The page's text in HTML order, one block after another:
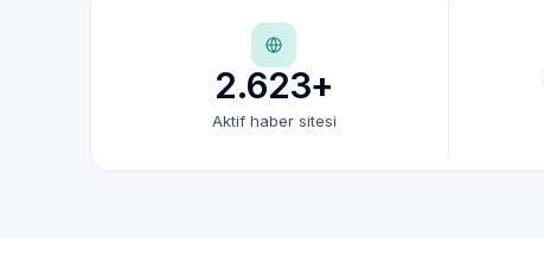
2.623+
Aktif haber sitesi